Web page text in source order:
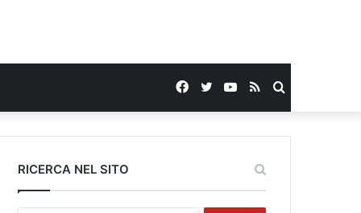
Search
for
RSS
YouTube
Twitter
Facebook
RICERCA NEL SITO